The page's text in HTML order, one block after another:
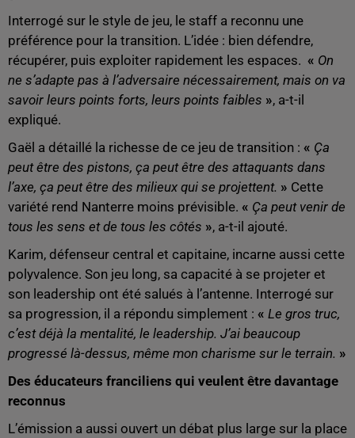
Interrogé sur le style de jeu, le staff a reconnu une
préférence pour la transition. L’idée : bien défendre,
récupérer, puis exploiter rapidement les espaces. « On
ne s’adapte pas à l’adversaire nécessairement, mais on va
savoir leurs points forts, leurs points faibles », a-t-il
expliqué.
Gaël a détaillé la richesse de ce jeu de transition : « Ça
peut être des pistons, ça peut être des attaquants dans
l’axe, ça peut être des milieux qui se projettent. » Cette
variété rend Nanterre moins prévisible. « Ça peut venir de
tous les sens et de tous les côtés », a-t-il ajouté.
Karim, défenseur central et capitaine, incarne aussi cette
polyvalence. Son jeu long, sa capacité à se projeter et
son leadership ont été salués à l’antenne. Interrogé sur
sa progression, il a répondu simplement : « Le gros truc,
c’est déjà la mentalité, le leadership. J’ai beaucoup
progressé là-dessus, même mon charisme sur le terrain. »
Des éducateurs franciliens qui veulent être davantage
reconnus
L’émission a aussi ouvert un débat plus large sur la place